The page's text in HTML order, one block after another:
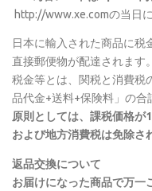
http://www.xe.comの当日
日本に輸入された商品に税
直接郵便物が配達されます。
税金等とは、関税と消費税
品代金+送料+保険料」の合
原則としては、課税価格が
および地方消費税は免除さ
返品交換について
お届けになった商品で万一